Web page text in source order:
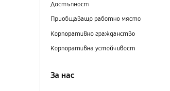
Достъпност
Приобщаващо работно място
Корпоративно гражданство
Корпоративна устойчивост
За нас